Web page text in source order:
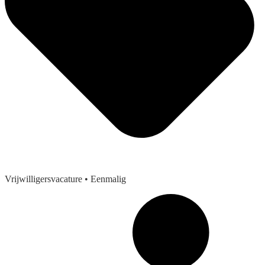
Vrijwilligersvacature • Eenmalig